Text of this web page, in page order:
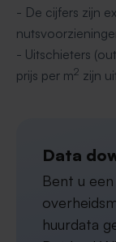
- De cijfers zijn
- Uitschieters
prijs per m2 zijn
Data
Bent u
huurdata